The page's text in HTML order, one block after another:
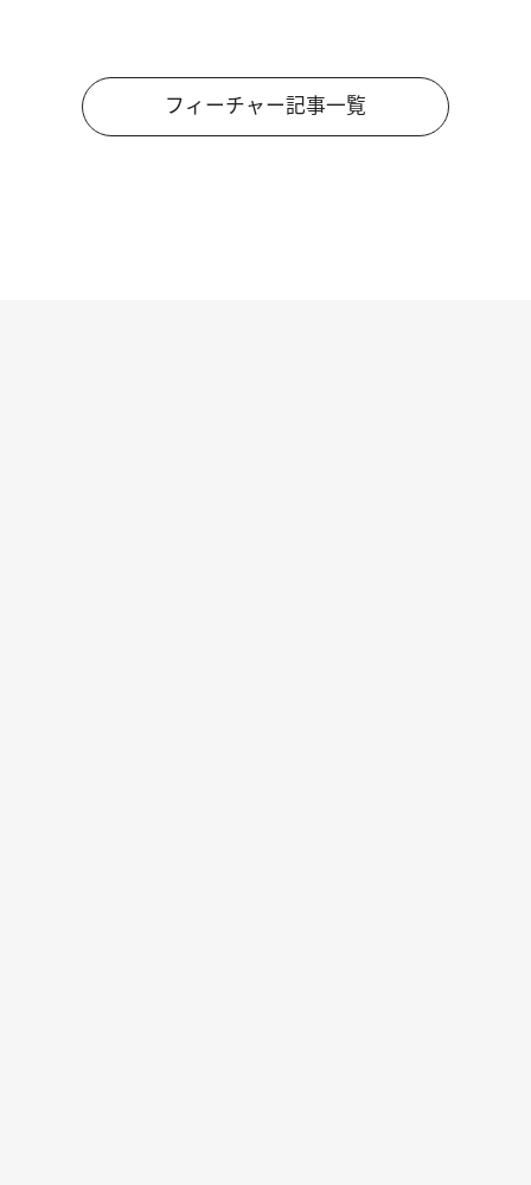
フィーチャー記事一覧